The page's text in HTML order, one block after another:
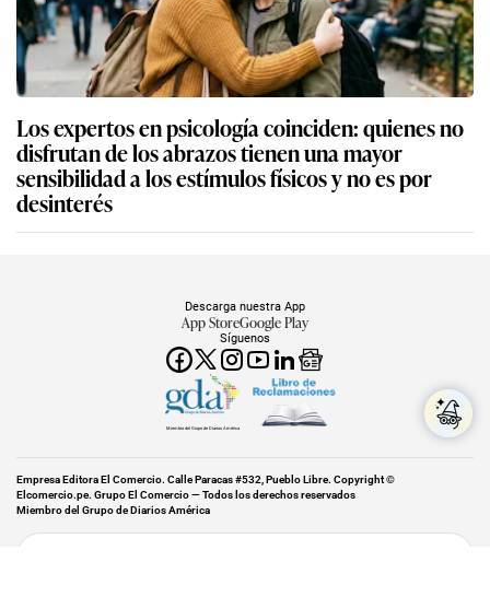
Los expertos en psicología coinciden: quienes no
disfrutan de los abrazos tienen una mayor
sensibilidad a los estímulos físicos y no es por
desinterés
Síguenos
Descarga nuestra App
App StoreGoogle Play
Miembro del Grupo de Diarios América
Empresa Editora El Comercio. Calle Paracas #532, Pueblo Libre. Copyright ©
Elcomercio.pe. Grupo El Comercio — Todos los derechos reservados
Miembro del Grupo de Diarios América